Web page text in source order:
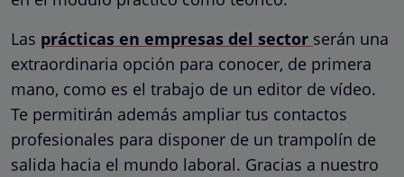
Las prácticas en empresas del sector serán una
extraordinaria opción para conocer, de primera
mano, como es el trabajo de un editor de vídeo.
Te permitirán además ampliar tus contactos
profesionales para disponer de un trampolín de
salida hacia el mundo laboral. Gracias a nuestro